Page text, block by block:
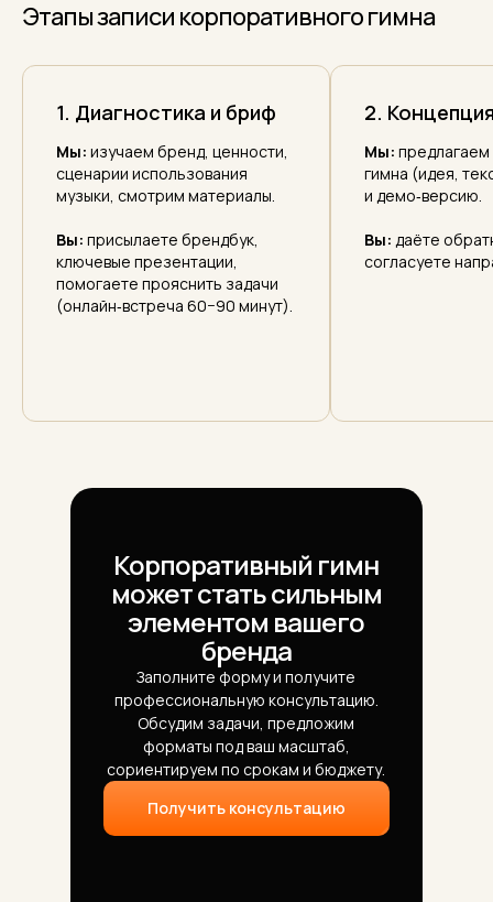
Этапы записи корпоративного гимна
1. Диагностика и бриф
Мы: изучаем бренд, ценности,
сценарии использования
музыки, смотрим материалы.
Вы: присылаете брендбук,
ключевые презентации,
помогаете прояснить задачи
(онлайн‑встреча 60−90 минут).
2.
Мы: предлагаем
гимна (идея,
и демо‑версию.
Вы: даёте
согласуете
Корпоративный гимн
может стать сильным
элементом вашего
бренда
Заполните форму и получите
профессиональную консультацию.
Обсудим задачи, предложим
форматы под ваш масштаб,
сориентируем по срокам и бюджету.
Получить консультацию